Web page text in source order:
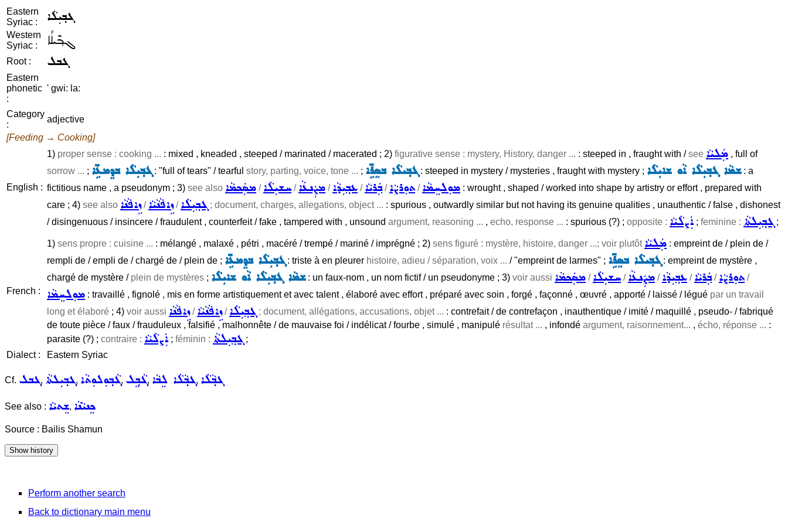
Eastern
Syriac :
ܓܒ݂ܝܼܠܵܐ
Western
Syriac :
ܓܒ݂ܺܝܠܳܐ
Root : ܓܒܠ
Eastern
phonetic
:
' gwi: la:
Category
:
adjective
[Feeding → Cooking]
English :
1) proper sense : cooking ... : mixed , kneaded , steeped / marinated / macerated ; 2) figurative sense : mystery, History, danger ... : steeped in , fraught with /see ܡܲܠܝܵܐ , full of
sorrow ... ; ܓܒ݂ܝܼܠܵܐ ܒܕܸܡܥܹ̈ܐ: "full of tears" / tearful story, parting, voice, tone ... ; ܓܒ݂ܝܠܵܐ ܒܣܸܪܹ̈ܐ: steeped in mystery / mysteries , fraught with mystery ; ܫܡܵܐ ܓܒ݂ܝܼܠܵܐ ܐܵܘ ܫܐܝܼܠܵܐ: a
fictitious name , a pseudonym ; 3) see also ܡܣܲܟܡܵܐ /ܚܫܝܼܠܵܐ /ܡܨܲܢܥܵܐ /ܥܒ݂ܝܼܕܵܐ /ܒܲܪܝܵܐ/ܬܘܼܪܨܵܐ /ܡܘܼܠܚܸܡܵܐ : wrought , shaped / worked into shape by artistry or effort , prepared with
care ; 4) see also ܙܹܐܦܵܢܵܐ/ܙܹܐܦܵܢܵܝܵܐ/ܓܒ݂ܝܼܠܵܐ ; document, charges, allegations, object ... : spurious , outwardly similar but not having its genuine qualities , unauthentic / false , dishonest
/ disingenuous / insincere / fraudulent , counterfeit / fake , tampered with , unsound argument, reasoning ... , echo, response ... : spurious (?) ; opposite : ܐܲܨܠܵܝܵܐ; feminine : ܓܒ݂ܝܼܠܬܵܐ ;
French :
1) sens propre : cuisine ... : mélangé , malaxé , pétri , macéré / trempé / mariné / imprégné ; 2) sens figuré : mystère, histoire, danger ...; voir plutôtܡܲܠܝܵܐ : empreint de / plein de /
rempli de / empli de / chargé de / plein de ; ܓܒ݂ܝܼܠܵܐ ܒܕܸܡܥܹ̈ܐ: triste à en pleurer histoire, adieu / séparation, voix ... / "empreint de larmes" ; ܓܒ݂ܝܠܵܐ ܒܣܸܪܹ̈ܐ: empreint de mystère ,
chargé de mystère / plein de mystères ; ܫܡܵܐ ܓܒ݂ܝܼܠܵܐ ܐܵܘ ܫܐܝܼܠܵܐ: un faux-nom , un nom fictif / un pseudonyme ; 3) voir aussi ܡܣܲܟܡܵܐ /ܚܫܝܼܠܵܐ /ܡܨܲܢܥܵܐ /ܥܒ݂ܝܼܕܵܐ /ܒܲܪܝܵܐ/ܬܘܼܪܨܵܐ /
ܡܘܼܠܚܸܡܵܐ : travaillé , fignolé , mis en forme artistiquement et avec talent , élaboré avec effort , préparé avec soin , forgé , façonné , œuvré , apporté / laissé / légué par un travail
long et élaboré ; 4) voir aussi ܙܹܐܦܵܢܵܐ/ܙܹܐܦܵܢܵܝܵܐ/ܓܒ݂ܝܼܠܵܐ ; document, allégations, accusations, objet ... : contrefait / de contrefaçon , inauthentique / imité / maquillé , pseudo- / fabriqué
de toute pièce / faux / frauduleux , falsifié , malhonnête / de mauvaise foi / indélicat / fourbe , simulé , manipulé résultat ... , infondé argument, raisonnement... , écho, réponse ... :
parasite (?) ; contraire : ܐܲܨܠܵܝܵܐ; féminin : ܓܒ݂ܝܼܠܬܵܐ ;
Dialect :
Eastern Syriac
Cf. ܓܒܠ, ܓܒ݂ܝܼܠܬܵܐ, ܓܵܒ݂ܘܼܠܘܼܬܵܐ, ܓܵܒ݂ܸܠ, ܓܒ݂ܵܠܵܐ ܠܸܒܵܐ, ܓܒ݂ܵܠܵܐ
See also : ܫܸܬܝܵܐ, ܟܸܢܝܵܢܵܐ
Source : Bailis Shamun
Perform another search
Back to dictionary main menu